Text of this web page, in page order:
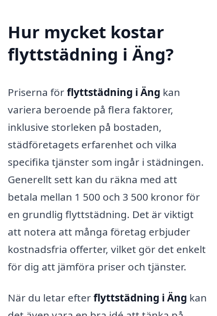
Hur mycket kostar
flyttstädning i Äng?
Priserna förflyttstädning i Äng kan
variera beroende på flera faktorer,
inklusive storleken på bostaden,
städföretagets erfarenhet och vilka
specifika tjänster som ingår i städningen.
Generellt sett kan du räkna med att
betala mellan 1 500 och 3 500 kronor för
en grundlig flyttstädning. Det är viktigt
att notera att många företag erbjuder
kostnadsfria offerter, vilket gör det enkelt
för dig att jämföra priser och tjänster.
När du letar efterflyttstädning i Äng kan